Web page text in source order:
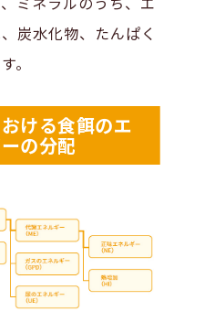
炭水化物、たんぱく
。
ける食餌のエ
の分配